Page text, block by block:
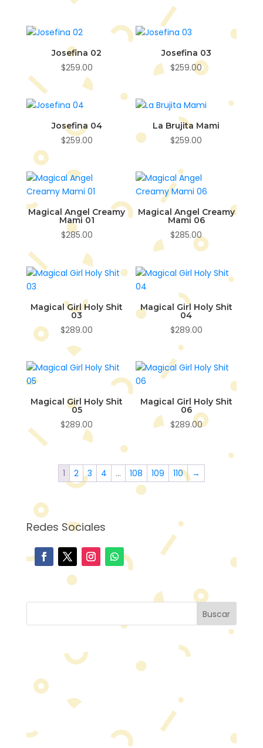
Josefina 02
$259.00
Josefina 03
$259.00
Josefina 04
$259.00
La Brujita Mami
$259.00
Magical Angel Creamy
Mami 01
$285.00
Magical Angel Creamy
Mami 06
$285.00
Magical Girl Holy Shit
03
$289.00
Magical Girl Holy Shit
04
$289.00
Magical Girl Holy Shit
05
$289.00
Magical Girl Holy Shit
06
$289.00
1 2 3 4 … 108 109 110 →
Redes Sociales
Buscar